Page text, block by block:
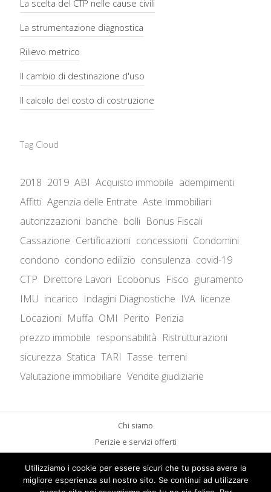
La scelta del CTP nelle cause civili
La strumentazione diagnostica
Rilievo metrico
Il cambio di destinazione d'uso
Il calcolo del costo di costruzione
Tag Cloud
2018 2019 ABI Acquisto immobile adempimenti
Affitti Agenzia delle Entrate Aste Immobiliari
autorizzazioni banche bolli Bonus Fiscali
Cassazione Certificazioni concessioni Condomini
condono condono edilizio consulenza covid-19
CTP Direttore Lavori Ecobonus Fisco giuramento
IMU incarico Indagini Diagnostiche IVA licenze
Locazioni Muffa OMI Perito Perizia
prezzo immobile responsabilità Ristrutturazioni
sicurezza Statica TARI Tasse terreni
Valutazione immobiliare Vendite giudiziarie
Chi siamo
Perizie e servizi offerti
Contattaci
Utilizziamo i cookie per essere sicuri che tu possa avere la
migliore esperienza sul nostro sito. Se continui ad utilizzare